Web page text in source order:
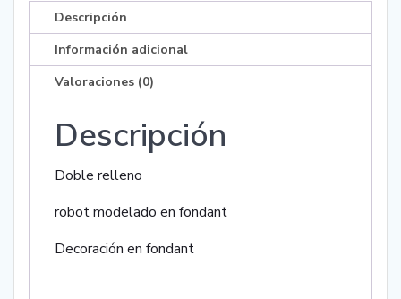
Descripción
Información adicional
Valoraciones (0)
Descripción
Doble relleno
robot modelado en fondant
Decoración en fondant